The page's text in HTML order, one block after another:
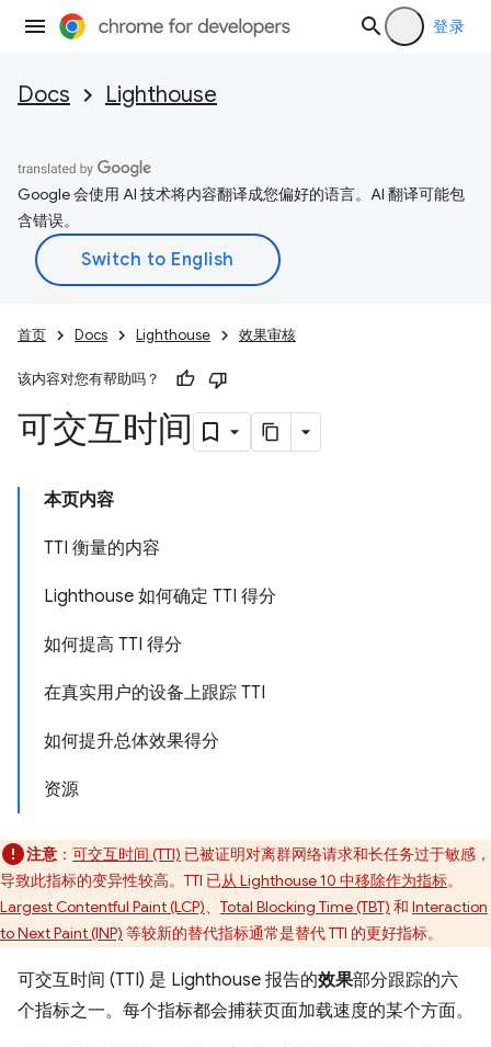
登录
Docs Lighthouse
Google 会使用 AI 技术将内容翻译成您偏好的语言。AI 翻译可能包
含错误。
首页 Docs Lighthouse 效果审核
该内容对您有帮助吗？
可交互时间
本页内容
TTI 衡量的内容
Lighthouse 如何确定 TTI 得分
如何提高 TTI 得分
在真实用户的设备上跟踪 TTI
如何提升总体效果得分
资源
注意 ： 可交互时间 (TTI) 已被证明对离群网络请求和长任务过于敏感，
导致此指标的变异性较高。TTI 已从 Lighthouse 10 中移除作为指标。
Largest Contentful Paint (LCP)、 Total Blocking Time (TBT) 和 Interaction
to Next Paint (INP) 等较新的替代指标通常是替代 TTI 的更好指标。
可交互时间 (TTI) 是 Lighthouse 报告的效果部分跟踪的六
个指标之一。每个指标都会捕获页面加载速度的某个方面。